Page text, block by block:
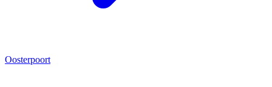
Oosterpoort